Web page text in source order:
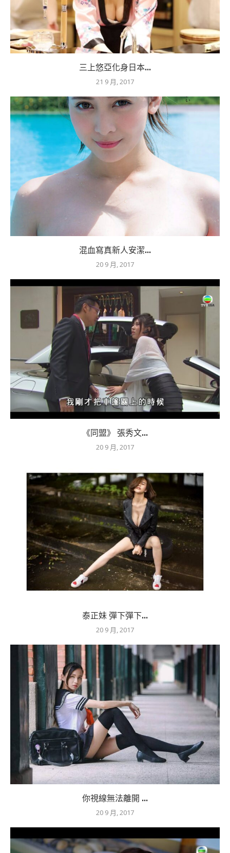
三上悠亞化身日本...
21 9 月, 2017
混血寫真新人安潔...
20 9 月, 2017
《同盟》 張秀文...
20 9 月, 2017
泰正妹 彈下彈下...
20 9 月, 2017
你視線無法離開 ...
20 9 月, 2017